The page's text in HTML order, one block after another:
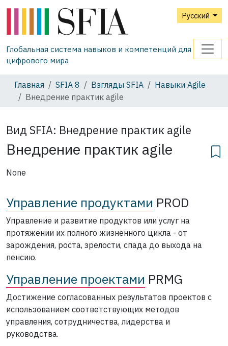
Русский
Глобальная система навыков и компетенций для
цифрового мира
Главная SFIA 8 Взгляды SFIA
Навыки Agile
Внедрение практик agile
Вид SFIA: Внедрение практик agile
Внедрение практик agile
None
Управление продуктами PROD
Управление и развитие продуктов или услуг на
протяжении их полного жизненного цикла - от
зарождения, роста, зрелости, спада до выхода на
пенсию.
Управление проектами PRMG
Достижение согласованных результатов проектов с
использованием соответствующих методов
управления, сотрудничества, лидерства и
руководства.